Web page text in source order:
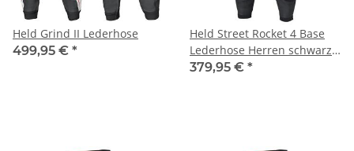
Held Grind II Lederhose
499,95 € *
Held Street Rocket 4 Base
Lederhose Herren schwarz
anthrazit
379,95 € *